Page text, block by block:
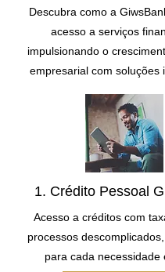
Descubra como a
acesso a serviços
impulsionando o
empresarial com soluções
1. Crédito Pessoal
Acesso a créditos com
processos
para cada necessidade